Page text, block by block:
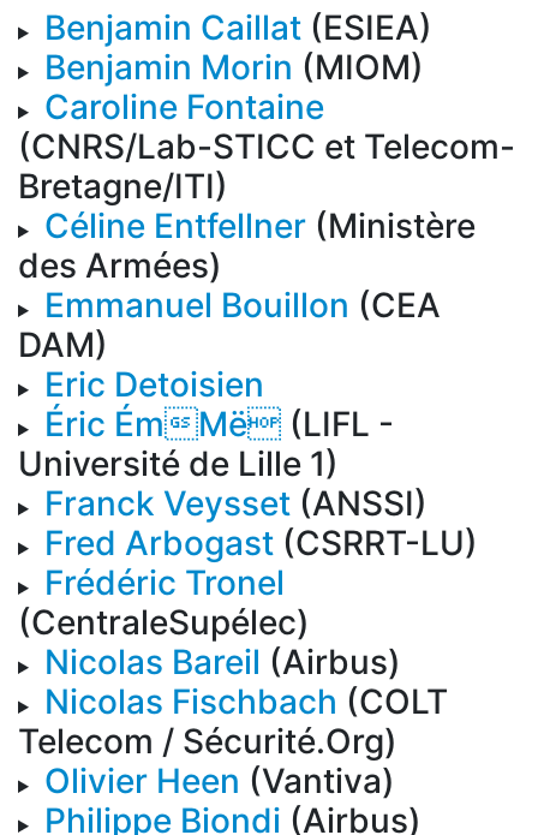
Benjamin Caillat(ESIEA)
Benjamin Morin (MIOM)
Caroline Fontaine
(CNRS/Lab-STICC et Telecom-
Bretagne/ITI)
Céline Entfellner(Ministère
des Armées)
Emmanuel Bouillon (CEA
DAM)
Eric Detoisien
Éric ÉmMë(LIFL -
Université de Lille 1)
Franck Veysset(ANSSI)
Fred Arbogast(CSRRT-LU)
Frédéric Tronel
(CentraleSupélec)
Nicolas Bareil (Airbus)
Nicolas Fischbach (COLT
Telecom / Sécurité.Org)
Olivier Heen (Vantiva)
Philippe Biondi (Airbus)